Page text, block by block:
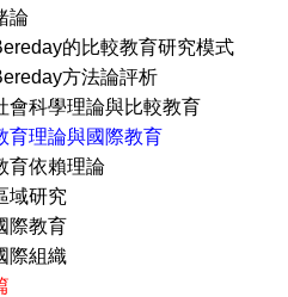
的比較教育研究模式
方法論評析
理論與比較教育
理論與國際教育
賴理論
研究
教育
組織